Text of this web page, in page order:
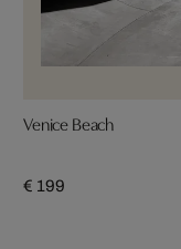
Venice Beach
€ 199